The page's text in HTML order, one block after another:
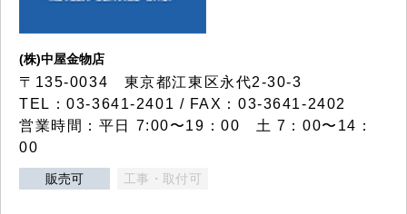
(株)中屋金物店
〒135-0034 東京都江東区永代2-30-3
TEL：03-3641-2401 / FAX：03-3641-2402
営業時間：平日 7:00〜19：00 土 7：00〜14：
00
販売可 工事・取付可